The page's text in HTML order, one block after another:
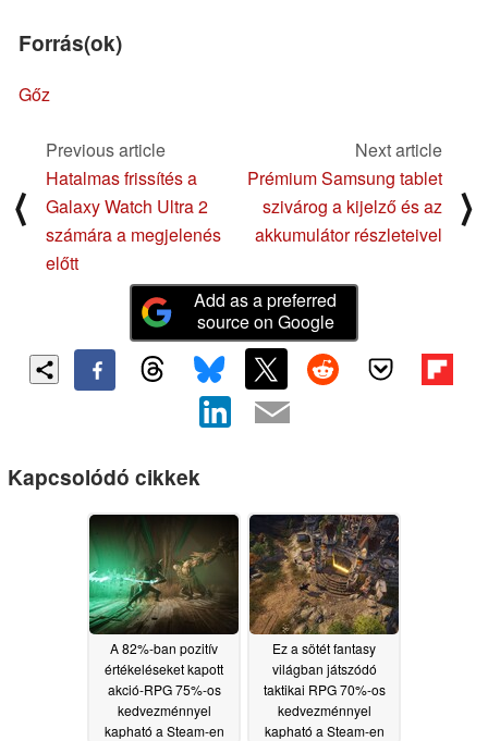
Forrás(ok)
Gőz
⟨
Previous article
Hatalmas frissítés a
Galaxy Watch Ultra 2
számára a megjelenés
előtt
Next article
Prémium Samsung tablet
szivárog a kijelző és az
akkumulátor részleteivel
⟩
Add as a preferred
source on Google
Kapcsolódó cikkek
A 82%-ban pozitív
értékeléseket kapott
akció-RPG 75%-os
kedvezménnyel
kapható a Steam-en
Ez a sötét fantasy
világban játszódó
taktikai RPG 70%-os
kedvezménnyel
kapható a Steam-en